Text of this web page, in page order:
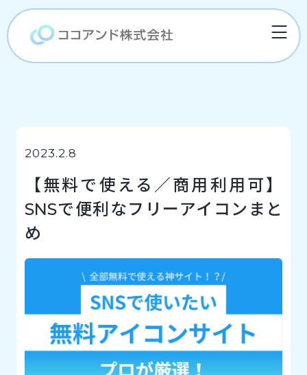
2023.2.8
【無料で使える／商用利用可】
SNSで便利なフリーアイコンまと
め